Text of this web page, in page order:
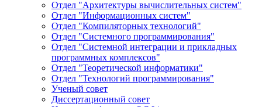
Отдел "Архитектуры вычислительных систем"
Отдел "Информационных систем"
Отдел "Компиляторных технологий"
Отдел "Системного программирования"
Отдел "Системной интеграции и прикладных
программных комплексов"
Отдел "Теоретической информатики"
Отдел "Технологий программирования"
Ученый совет
Диссертационный совет